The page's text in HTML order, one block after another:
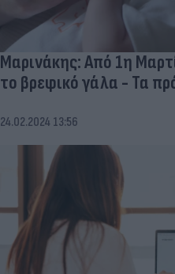
Μαρινάκης: Από 1η
το βρεφικό γάλα - Τα
24.02.2024 13:56